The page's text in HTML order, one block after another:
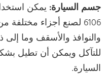
جسم السيارة: يمكن
6106 لصنع أجزاء
والنوافذ والأسقف وما إلى
للتآكل ويمكن أن تطيل
السيارة.